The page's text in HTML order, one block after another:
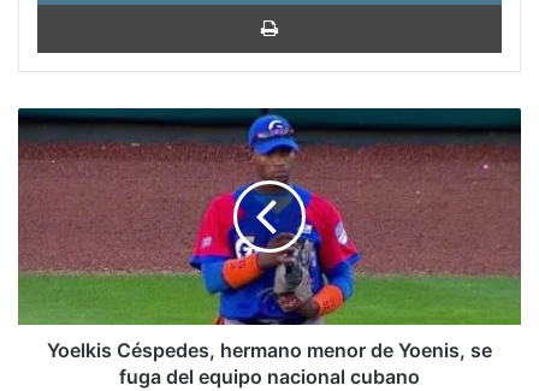
Yoelkis
Céspedes,
hermano
Yoenis,
se
del
equipoYoelkis Céspedes, hermano menor de Yoenis, se
fuga del equipo nacional cubano